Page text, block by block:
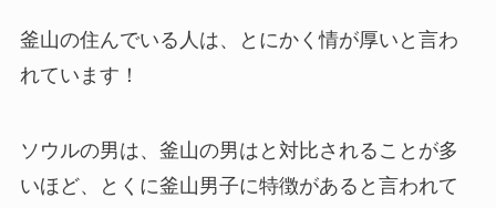
釜山の住んでいる人は、とにかく情が厚いと言わ
れています！
ソウルの男は、釜山の男はと対比されることが多
いほど、とくに釜山男子に特徴があると言われて